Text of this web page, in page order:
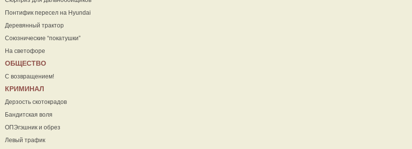
Понтифик пересел на Hyundai
Деревянный трактор
Союзнические “покатушки”
На светофоре
ОБЩЕСТВО
С возвращением!
КРИМИНАЛ
Дерзость скотокрадов
Бандитская воля
ОПЭгэшник и обрез
Левый трафик